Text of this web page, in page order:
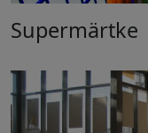
Supermärtke